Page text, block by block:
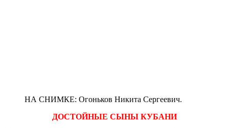
НА СНИМКЕ: Огоньков Никита Сергеевич.
ДОСТОЙНЫЕ СЫНЫ КУБАНИ